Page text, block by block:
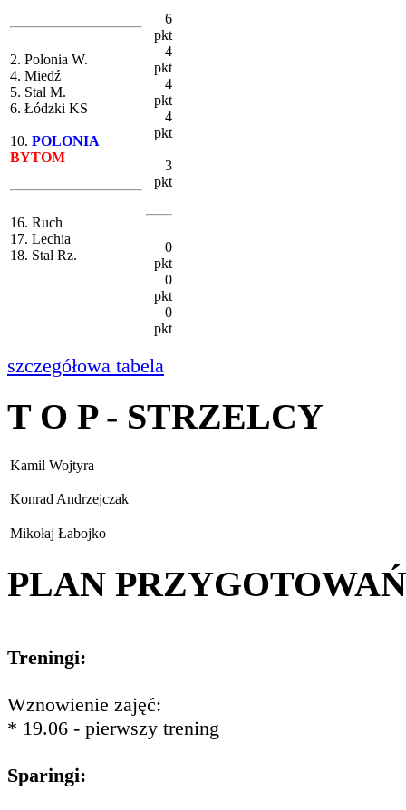
2. Polonia W.
4. Miedź
5. Stal M.
6. Łódzki KS
10. POLONIA
BYTOM
16. Ruch
17. Lechia
18. Stal Rz.
6
pkt
4
pkt
4
pkt
4
pkt
3
pkt
0
pkt
0
pkt
0
pkt
szczegółowa tabela
T O P - STRZELCY
Kamil Wojtyra
Konrad Andrzejczak
Mikołaj Łabojko
PLAN PRZYGOTOWAŃ
Treningi:
Wznowienie zajęć:
* 19.06 - pierwszy trening
Sparingi: